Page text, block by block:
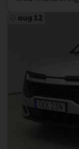
aug 12